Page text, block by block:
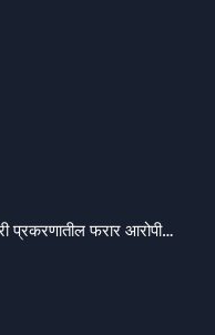
प्रकरणातील फरार आरोपी…